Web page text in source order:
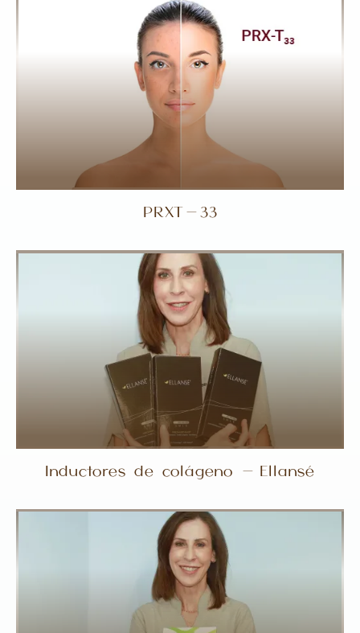
PRXT-33
Inductores de colágeno - Ellansé